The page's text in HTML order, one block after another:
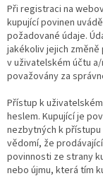
Při registraci na
kupující povinen
požadované údaje.
jakékoliv jejich změně
v uživatelském účtu
považovány za
Přístup k
heslem. Kupující je
nezbytných k
vědomí, že
povinnosti ze strany
nebo újmu, která tím